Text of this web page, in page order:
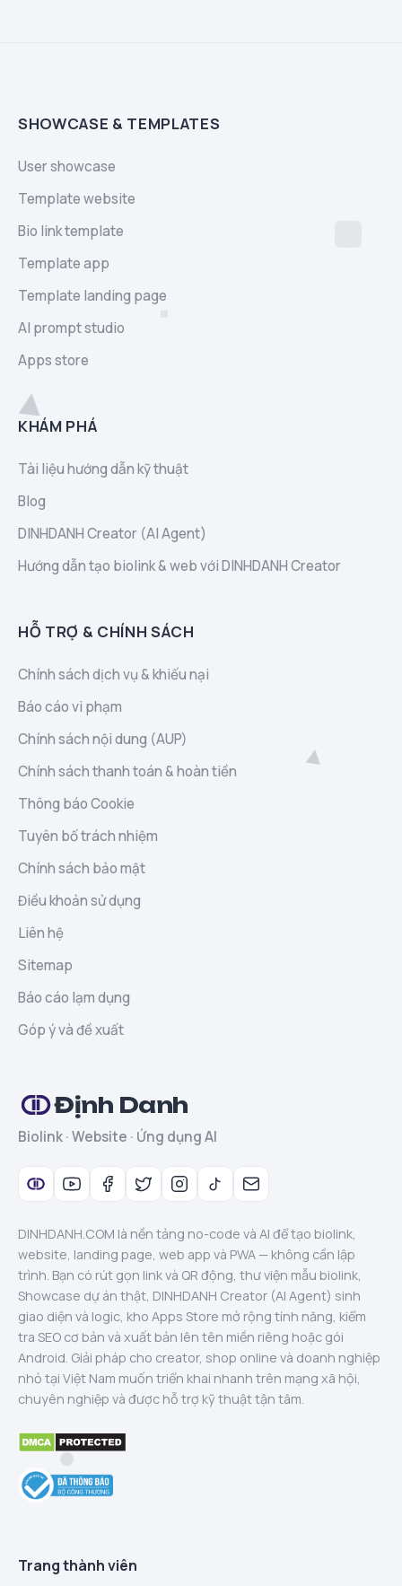
SHOWCASE & TEMPLATES
User showcase
Template website
Bio link template
Template app
Template landing page
AI prompt studio
Apps store
KHÁM PHÁ
Tài liệu hướng dẫn kỹ thuật
Blog
DINHDANH Creator (AI Agent)
Hướng dẫn tạo biolink & web với DINHDANH Creator
HỖ TRỢ & CHÍNH SÁCH
Chính sách dịch vụ & khiếu nại
Báo cáo vi phạm
Chính sách nội dung (AUP)
Chính sách thanh toán & hoàn tiền
Thông báo Cookie
Tuyên bố trách nhiệm
Chính sách bảo mật
Điều khoản sử dụng
Liên hệ
Sitemap
Báo cáo lạm dụng
Góp ý và đề xuất
Định Danh
Biolink · Website · Ứng dụng AI
DINHDANH.COM là nền tảng no-code và AI để tạo biolink,
website, landing page, web app và PWA — không cần lập
trình. Bạn có rút gọn link và QR động, thư viện mẫu biolink,
Showcase dự án thật, DINHDANH Creator (AI Agent) sinh
giao diện và logic, kho Apps Store mở rộng tính năng, kiểm
tra SEO cơ bản và xuất bản lên tên miền riêng hoặc gói
Android. Giải pháp cho creator, shop online và doanh nghiệp
nhỏ tại Việt Nam muốn triển khai nhanh trên mạng xã hội,
chuyên nghiệp và được hỗ trợ kỹ thuật tận tâm.
Trang thành viên